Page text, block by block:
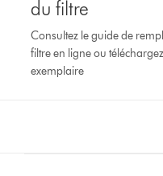
du filtre
Consultez le guide de
filtre en ligne ou
exemplaire